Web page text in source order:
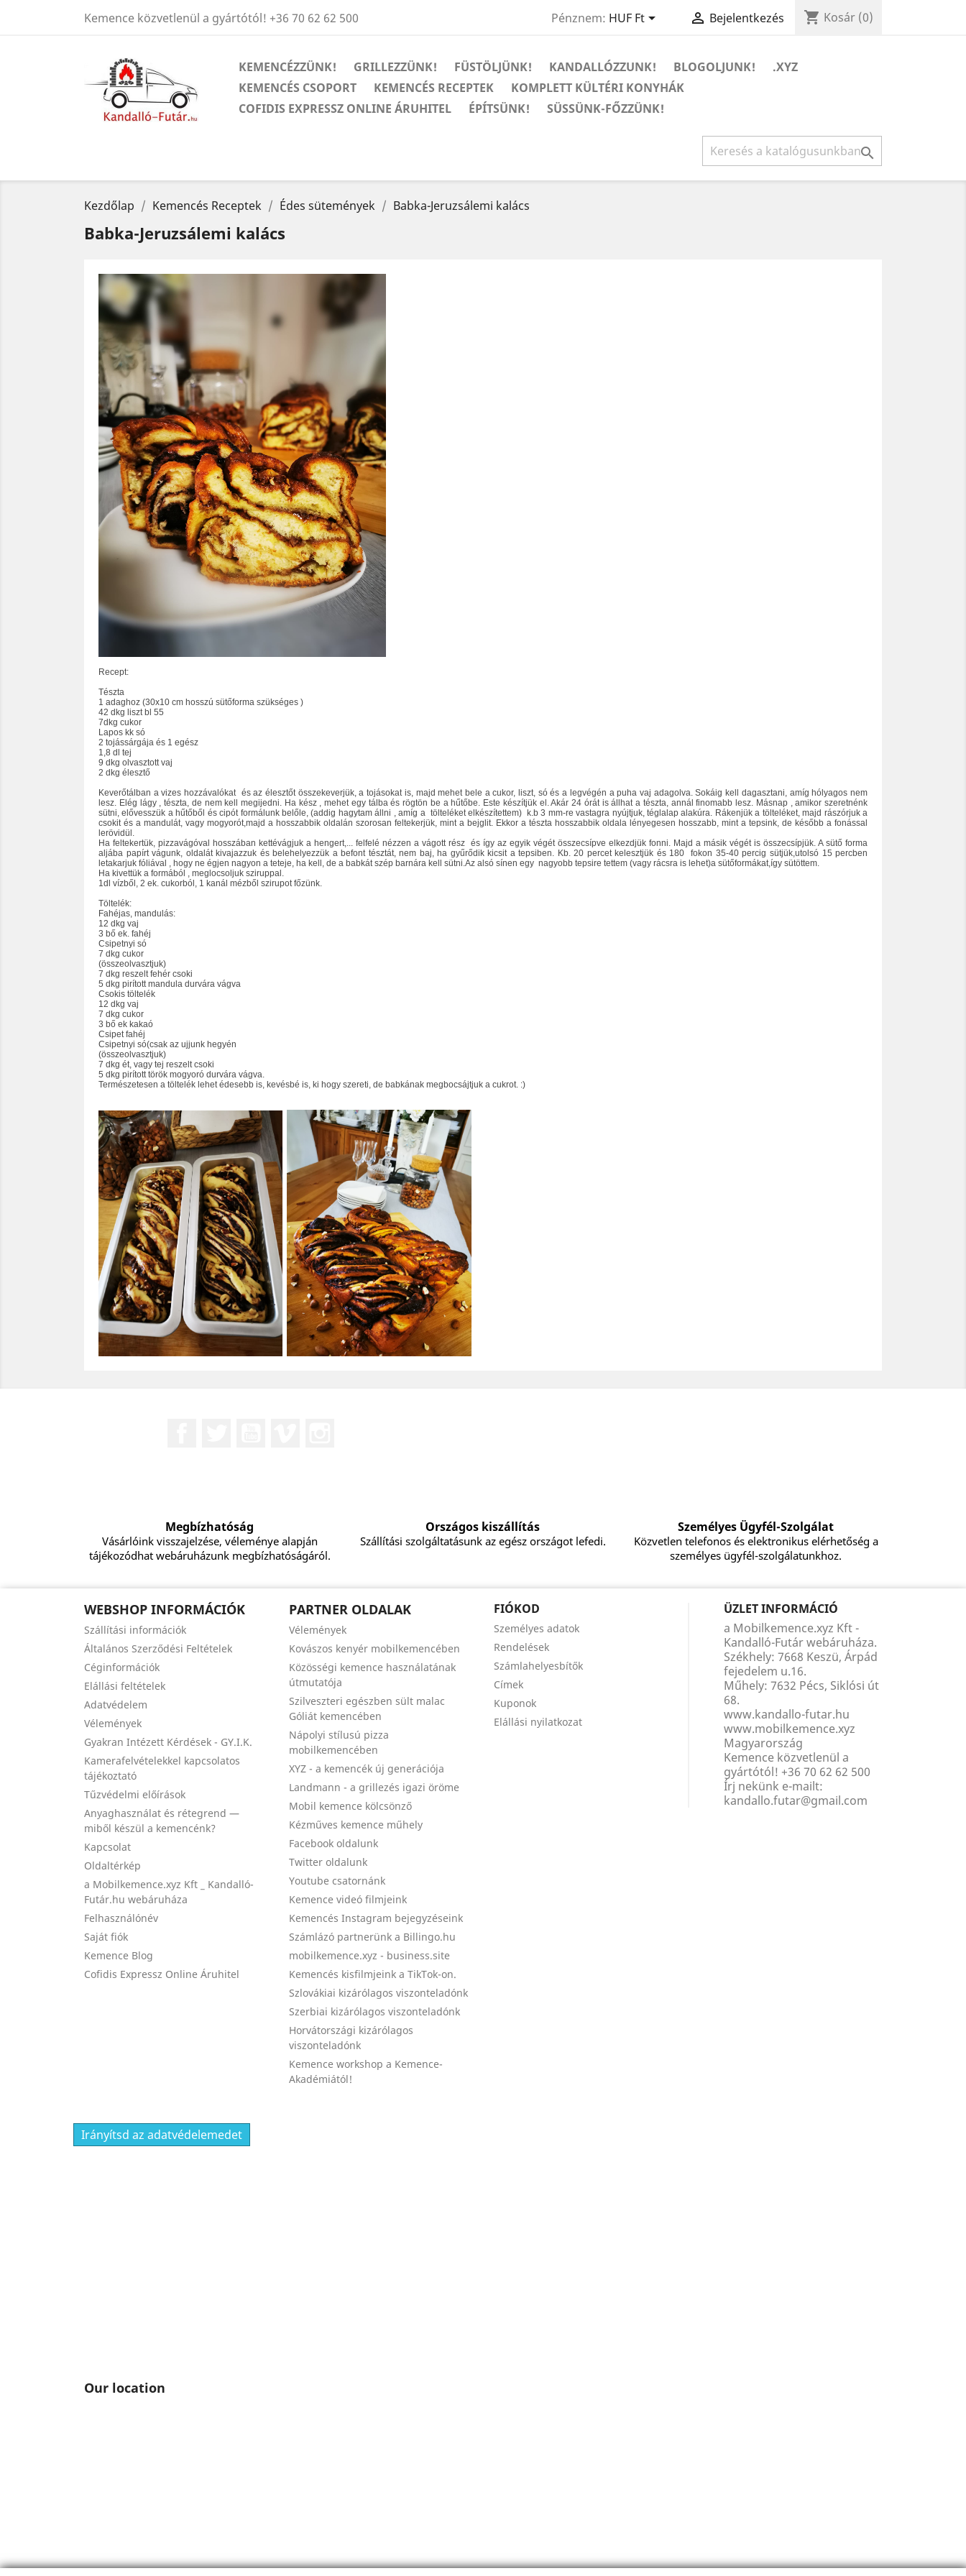
Kemence közvetlenül a gyártótól! +36 70 62 62 500 Pénznem: HUF Ft  Bejelentkezés shopping_cart Kosár (0)
KEMENCÉZZÜNK! GRILLEZZÜNK! FÜSTÖLJÜNK! KANDALLÓZZUNK! BLOGOLJUNK!
.XYZ
KEMENCÉS CSOPORT
KEMENCÉS RECEPTEK
KOMPLETT KÜLTÉRI KONYHÁK
COFIDIS EXPRESSZ ONLINE ÁRUHITEL
ÉPÍTSÜNK! SÜSSÜNK-FŐZZÜNK!

Kezdőlap Kemencés Receptek Édes sütemények Babka-Jeruzsálemi kalács
Babka-Jeruzsálemi kalács
Recept:
Tészta
1 adaghoz (30x10 cm hosszú sütőforma szükséges )
42 dkg liszt bl 55
7dkg cukor
Lapos kk só
2 tojássárgája és 1 egész
1,8 dl tej
9 dkg olvasztott vaj
2 dkg élesztő
Keverőtálban a vizes hozzávalókat és az élesztőt összekeverjük, a tojásokat is, majd mehet bele a cukor, liszt, só és a legvégén a puha vaj adagolva. Sokáig kell dagasztani, amíg hólyagos nem
lesz. Elég lágy , tészta, de nem kell megijedni. Ha kész , mehet egy tálba és rögtön be a hűtőbe. Este készítjük el. Akár 24 órát is állhat a tészta, annál finomabb lesz. Másnap , amikor szeretnénk
sütni, elővesszük a hűtőből és cipót formálunk belőle, (addig hagytam állni , amíg a tölteléket elkészítettem) k.b 3 mm-re vastagra nyújtjuk, téglalap alakúra. Rákenjük a tölteléket, majd rászórjuk a
csokit és a mandulát, vagy mogyorót,majd a hosszabbik oldalán szorosan feltekerjük, mint a bejglit. Ekkor a tészta hosszabbik oldala lényegesen hosszabb, mint a tepsink, de később a fonással
lerövidül.
Ha feltekertük, pizzavágóval hosszában kettévágjuk a hengert,... felfelé nézzen a vágott rész és így az egyik végét összecsípve elkezdjük fonni. Majd a másik végét is összecsípjük. A sütő forma
aljába papírt vágunk, oldalát kivajazzuk és belehelyezzük a befont tésztát, nem baj, ha gyűrődik kicsit a tepsiben. Kb. 20 percet kelesztjük és 180
fokon 35-40 percig sütjük,utolsó 15 percben
letakarjuk fóliával , hogy ne égjen nagyon a teteje, ha kell, de a babkát szép barnára kell sütni.Az alsó sínen egy nagyobb tepsire tettem (vagy rácsra is lehet)a sütőformákat,így sütöttem.
Ha kivettük a formából , meglocsoljuk sziruppal.
1dl vízből, 2 ek. cukorból, 1 kanál mézből szirupot főzünk.
Töltelék:
Fahéjas, mandulás:
12 dkg vaj
3 bő ek. fahéj
Csipetnyi só
7 dkg cukor
(összeolvasztjuk)
7 dkg reszelt fehér csoki
5 dkg pirított mandula durvára vágva
Csokis töltelék
12 dkg vaj
7 dkg cukor
3 bő ek kakaó
Csipet fahéj
Csipetnyi só(csak az ujjunk hegyén
(összeolvasztjuk)
7 dkg ét, vagy tej reszelt csoki
5 dkg pirított török mogyoró durvára vágva.
Természetesen a töltelék lehet édesebb is, kevésbé is, ki hogy szereti, de babkának megbocsájtjuk a cukrot. :)
Megbízhatóság
Vásárlóink visszajelzése, véleménye alapján
tájékozódhat webáruházunk megbízhatóságáról.
Országos kiszállítás
Szállítási szolgáltatásunk az egész országot lefedi.
Személyes Ügyfél-Szolgálat
Közvetlen telefonos és elektronikus elérhetőség a
személyes ügyfél-szolgálatunkhoz.
WEBSHOP INFORMÁCIÓK
Szállítási információk
Általános Szerződési Feltételek
Céginformációk
Elállási feltételek
Adatvédelem
Vélemények
Gyakran Intézett Kérdések - GY.I.K.
Kamerafelvételekkel kapcsolatos
tájékoztató
Tűzvédelmi előírások
Anyaghasználat és rétegrend —
miből készül a kemencénk?
Kapcsolat
Oldaltérkép
a Mobilkemence.xyz Kft _ Kandalló-
Futár.hu webáruháza
Felhasználónév
Saját fiók
Kemence Blog
Cofidis Expressz Online Áruhitel
PARTNER OLDALAK
Vélemények
Kovászos kenyér mobilkemencében
Közösségi kemence használatának
útmutatója
Szilveszteri egészben sült malac
Góliát kemencében
Nápolyi stílusú pizza
mobilkemencében
XYZ - a kemencék új generációja
Landmann - a grillezés igazi öröme
Mobil kemence kölcsönző
Kézműves kemence műhely
Facebook oldalunk
Twitter oldalunk
Youtube csatornánk
Kemence videó filmjeink
Kemencés Instagram bejegyzéseink
Számlázó partnerünk a Billingo.hu
mobilkemence.xyz - business.site
Kemencés kisfilmjeink a TikTok-on.
Szlovákiai kizárólagos viszonteladónk
Szerbiai kizárólagos viszonteladónk
Horvátországi kizárólagos
viszonteladónk
Kemence workshop a Kemence-
Akadémiától!
FIÓKOD
Személyes adatok
Rendelések
Számlahelyesbítők
Címek
Kuponok
Elállási nyilatkozat
ÜZLET INFORMÁCIÓ
a Mobilkemence.xyz Kft -
Kandalló-Futár webáruháza.
Székhely: 7668 Keszü, Árpád
fejedelem u.16.
Műhely: 7632 Pécs, Siklósi út
68.
www.kandallo-futar.hu
www.mobilkemence.xyz
Magyarország
Kemence közvetlenül a
gyártótól! +36 70 62 62 500
Írj nekünk e-mailt:
kandallo.futar@gmail.com
Irányítsd az adatvédelemedet
Our location